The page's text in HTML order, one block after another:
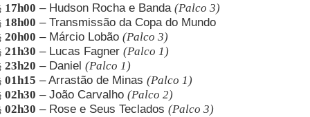
17h00 – Hudson Rocha e Banda(Palco 3)
18h00 – Transmissão da Copa do Mundo
20h00 – Márcio Lobão(Palco 3)
21h30 – Lucas Fagner(Palco 1)
23h20 – Daniel(Palco 1)
01h15 – Arrastão de Minas(Palco 1)
02h30 – João Carvalho(Palco 2)
02h30 – Rose e Seus Teclados(Palco 3)